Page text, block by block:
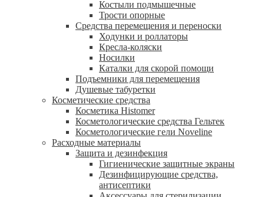
Костыли подмышечные
Трости опорные
Средства перемещения и переноски
Ходунки и роллаторы
Кресла-коляски
Носилки
Каталки для скорой помощи
Подъемники для перемещения
Душевые табуретки
Косметические средства
Косметика Histomer
Косметологические средства Гельтек
Косметологические гели Noveline
Расходные материалы
Защита и дезинфекция
Гигиенические защитные экраны
Дезинфицирующие средства,
антисептики